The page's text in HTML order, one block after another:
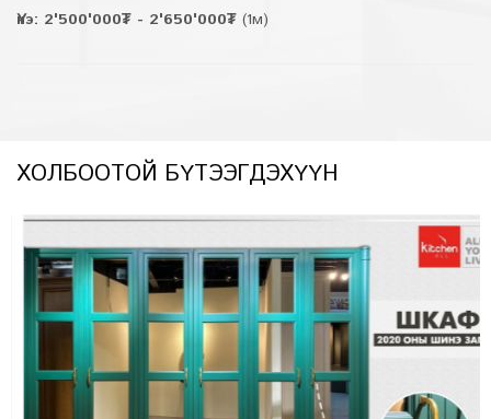
Үнэ: 2'500'000₮ - 2'650'000₮ (1м)
ХОЛБООТОЙ БҮТЭЭГДЭХҮҮН